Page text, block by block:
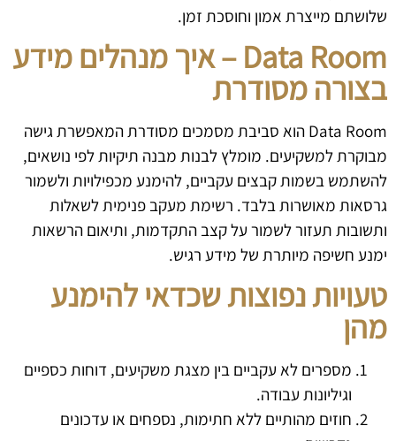
שלושתם מייצרת אמון וחוסכת זמן.
Data Room – איך מנהלים מידע
בצורה מסודרת
Data Room הוא סביבת מסמכים מסודרת המאפשרת גישה
מבוקרת למשקיעים. מומלץ לבנות מבנה תיקיות לפי נושאים,
להשתמש בשמות קבצים עקביים, להימנע מכפילויות ולשמור
גרסאות מאושרות בלבד. רשימת מעקב פנימית לשאלות
ותשובות תעזור לשמור על קצב התקדמות, ותיאום הרשאות
ימנע חשיפה מיותרת של מידע רגיש.
טעויות נפוצות שכדאי להימנע
מהן
מספרים לא עקביים בין מצגת משקיעים, דוחות כספיים
וגיליונות עבודה.
חוזים מהותיים ללא חתימות, נספחים או עדכונים